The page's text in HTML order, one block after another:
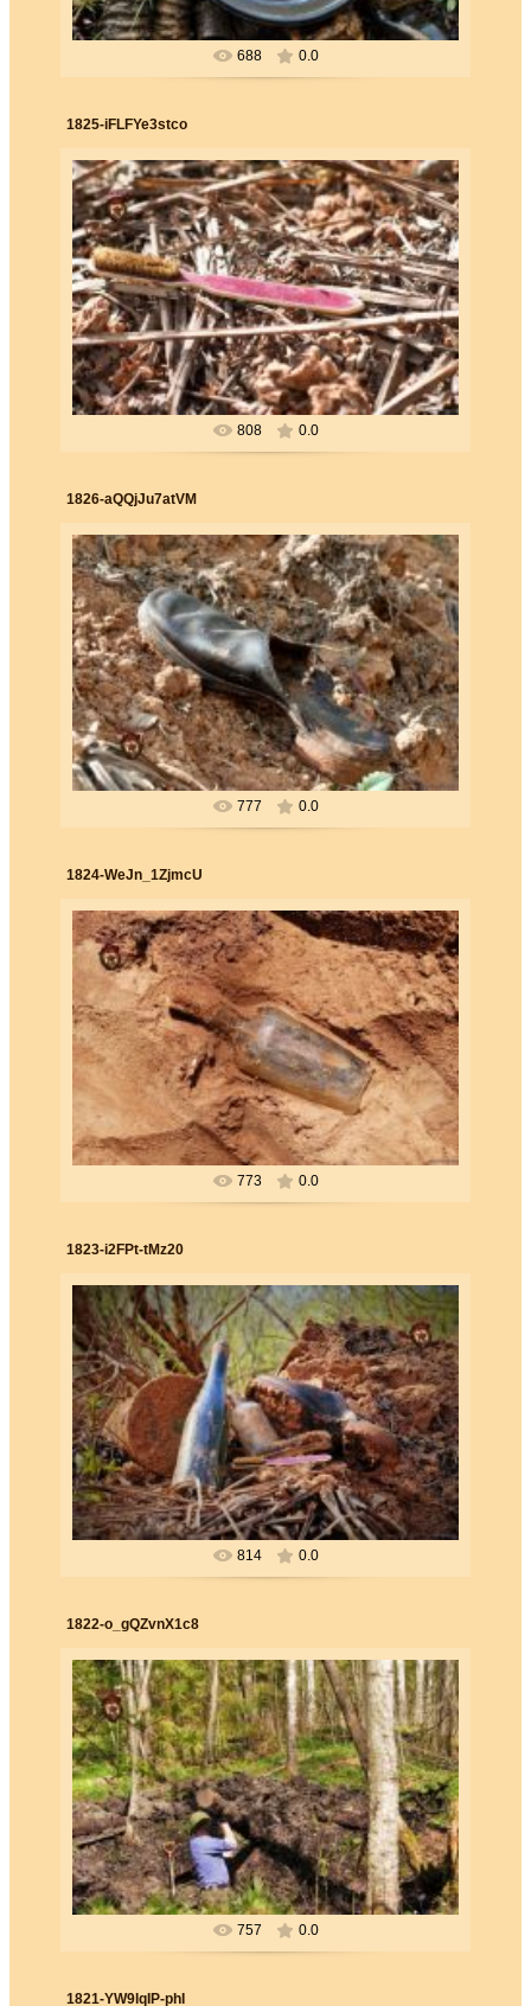
688 0.0
1825-iFLFYe3stco
26.06.2019
Forester
808 0.0
1826-aQQjJu7atVM
26.06.2019
Forester
777 0.0
1824-WeJn_1ZjmcU
26.06.2019
Forester
773 0.0
1823-i2FPt-tMz20
26.06.2019
Forester
814 0.0
1822-o_gQZvnX1c8
26.06.2019
Forester
757 0.0
1821-YW9lqIP-phI